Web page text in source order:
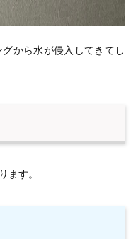
から水が侵入してきてし
ます。